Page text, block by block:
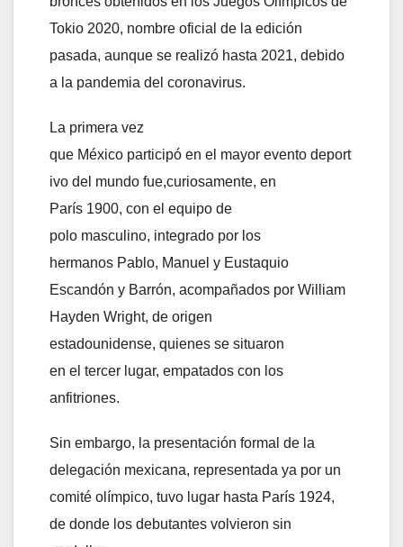
Tokio 2020, nombre oficial de la edición
pasada, aunque se realizó hasta 2021, debido
a la pandemia del coronavirus.
La primera vez
que México participó en el mayor evento deport
ivo del mundo fue,curiosamente, en
París 1900, con el equipo de
polo masculino, integrado por los
hermanos Pablo, Manuel y Eustaquio
Escandón y Barrón, acompañados por William
Hayden Wright, de origen
estadounidense, quienes se situaron
en el tercer lugar, empatados con los
anfitriones.
Sin embargo, la presentación formal de la
delegación mexicana, representada ya por un
comité olímpico, tuvo lugar hasta París 1924,
de donde los debutantes volvieron sin